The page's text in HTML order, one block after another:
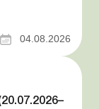
периодов
04.08.2026